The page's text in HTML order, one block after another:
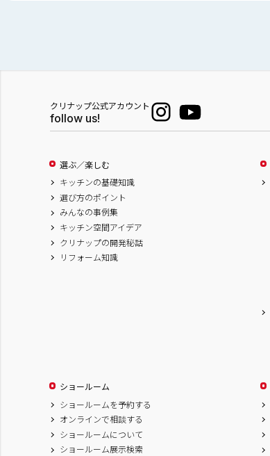
クリナップ公式アカウント
follow us!
選ぶ／楽しむ
キッチンの基礎知識
選び方のポイント
みんなの事例集
キッチン空間アイデア
クリナップの開発秘話
リフォーム知識
ショールーム
ショールームを予約する
オンラインで相談する
ショールームについて
ショールーム展示検索